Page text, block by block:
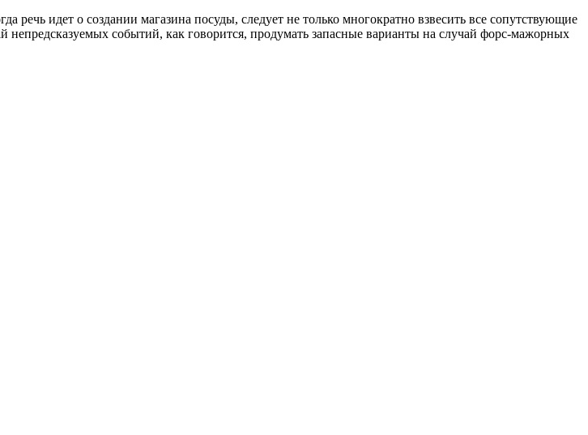
идет о создании магазина посуды, следует не только многократно взвесить все сопутствующие
непредсказуемых событий, как говорится, продумать запасные варианты на случай форс-мажорных